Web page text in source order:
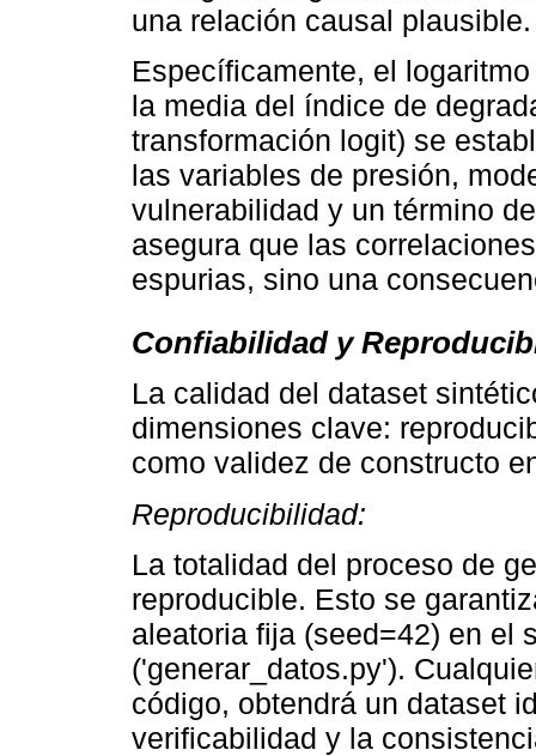
una relación causal plausible.
Específicamente, el
la media del índice de
transformación logit) se
las variables de presión,
vulnerabilidad y un término
asegura que las
espurias, sino una
Confiabilidad y
La calidad del dataset
dimensiones clave:
como validez de constructo
Reproducibilidad:
La totalidad del proceso de
reproducible. Esto se
aleatoria fija (seed=42) en el
('generar_datos.py').
código, obtendrá un dataset
verificabilidad y la